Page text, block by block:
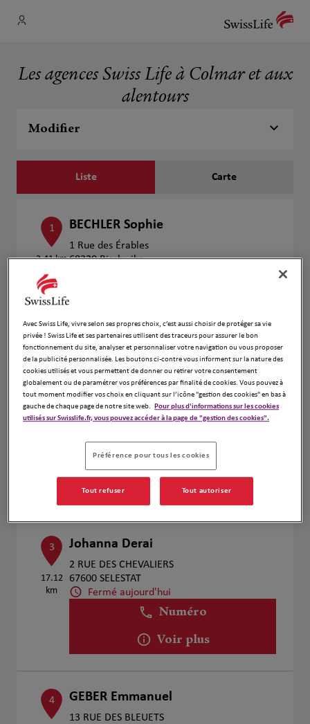
Les agences Swiss Life à Colmar et aux
alentours
Modifier
Liste Carte
1
3.41 km
BECHLER Sophie
1 Rue des Érables
68320 Bischwihr
Voir plus
2
3.48 km
Michel Herve
38 Rue Du Ladhof
68000 Colmar
Fermé aujourd'hui
Ouvert sur rdv 09:00 - 12:00
Numéro
Voir plus
3
17.12
km
Johanna Derai
2 RUE DES CHEVALIERS
67600 SELESTAT
Fermé aujourd'hui
Numéro
Voir plus
4 GEBER Emmanuel
13 RUE DES BLEUETS
Avec Swiss Life, vivre selon ses propres choix, c’est aussi choisir de protéger sa vie
privée ! Swiss Life et ses partenaires utilisent des traceurs pour assurer le bon
fonctionnement du site, analyser et personnaliser votre navigation ou vous proposer
de la publicité personnalisée. Les boutons ci-contre vous informent sur la nature des
cookies utilisés et vous permettent de donner ou retirer votre consentement
globalement ou de paramétrer vos préférences par finalité de cookies. Vous pouvez à
tout moment modifier vos choix en cliquant sur l’icône "gestion des cookies" en bas à
gauche de chaque page de notre site web.
Pour plus d'informations sur les cookies
utilisés sur Swisslife.fr, vous pouvez accéder à la page de "gestion des cookies".
Préférence pour tous les cookies
Tout refuser Tout autoriser